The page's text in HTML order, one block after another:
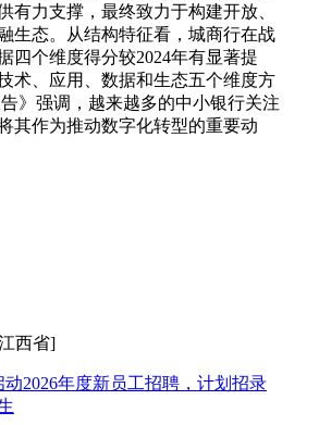
有力支撑，最终致力于构建开放、
生态。从结构特征看，城商行在战
四个维度得分较2024年有显著提
术、应用、数据和生态五个维度方
》强调，越来越多的中小银行关注
其作为推动数字化转型的重要动
西省]
2026年度新员工招聘，计划招录